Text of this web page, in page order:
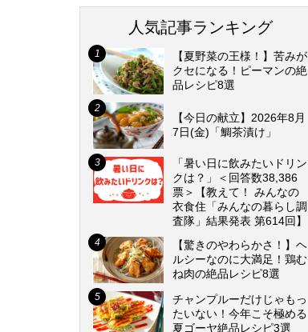
人気記事ランキング
【夏野菜の王様！】苦みが
クセになる！ピーマンの絶
品レシピ8選
【今日の献立】2026年8月
7日(金)「鯛茶漬け」
「暑い日に飲みたいドリン
クは？」＜回答数38,386
票＞【教えて！ みんなの
衣食住「みんなの暮らし調
査隊」結果発表 第614回】
【驚きのやわらかさ！】ヘ
ルシーなのに大満足！鶏む
ね肉の絶品レシピ8選
チャンプルーだけじゃもっ
たいない！今年こそ極める
夏ゴーヤ絶品レシピ3選